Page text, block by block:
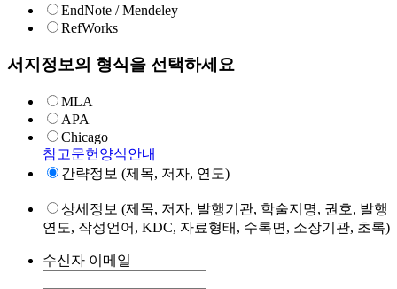
EndNote / Mendeley
RefWorks
서지정보의 형식을 선택하세요
MLA
APA
Chicago
참고문헌양식안내
간략정보 (제목, 저자, 연도)
상세정보 (제목, 저자, 발행기관, 학술지명, 권호, 발행
연도, 작성언어, KDC, 자료형태, 수록면, 소장기관, 초록)
수신자 이메일